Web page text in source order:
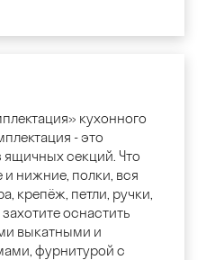
кухонного
- это
секций. Что
нижние, полки, вся
крепёж, петли, ручки,
оснастить
выкатными и
фурнитурой с